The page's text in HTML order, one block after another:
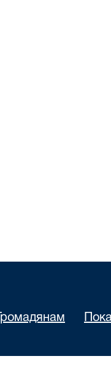
Громадянам